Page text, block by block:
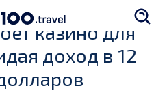
казино для
доход в 12